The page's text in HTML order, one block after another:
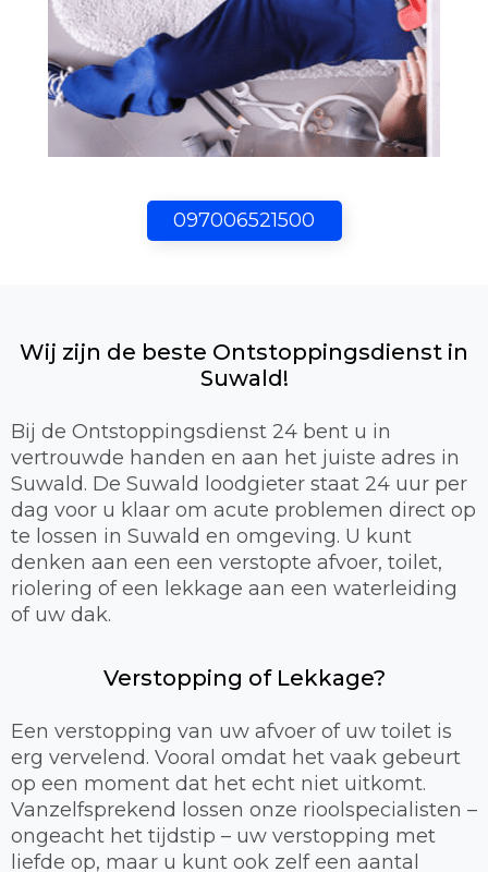
097006521500
Wij zijn de beste Ontstoppingsdienst in
Suwald!
Bij de Ontstoppingsdienst 24 bent u in
vertrouwde handen en aan het juiste adres in
Suwald. De Suwald loodgieter staat 24 uur per
dag voor u klaar om acute problemen direct op
te lossen in Suwald en omgeving. U kunt
denken aan een een verstopte afvoer, toilet,
riolering of een lekkage aan een waterleiding
of uw dak.
Verstopping of Lekkage?
Een verstopping van uw afvoer of uw toilet is
erg vervelend. Vooral omdat het vaak gebeurt
op een moment dat het echt niet uitkomt.
Vanzelfsprekend lossen onze rioolspecialisten –
ongeacht het tijdstip – uw verstopping met
liefde op, maar u kunt ook zelf een aantal